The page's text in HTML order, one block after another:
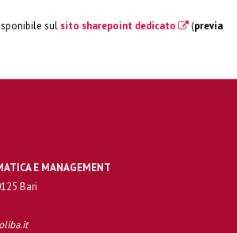
sul sito sharepoint dedicato (previa
E MANAGEMENT
Bari